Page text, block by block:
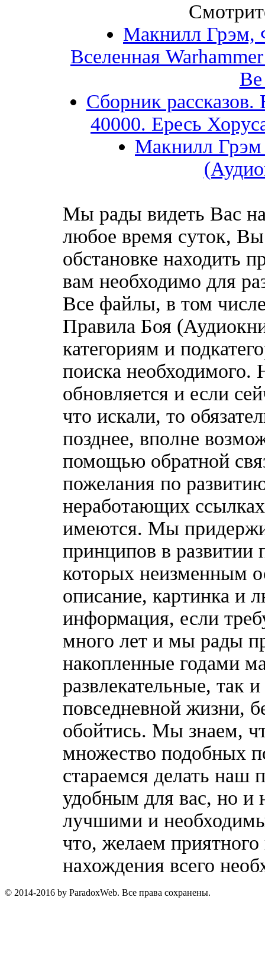
Макнилл Грэм,
Вселенная
Сборник рассказов.
40000. Ересь
Макнилл
Мы рады видеть Вас
любое время суток,
обстановке находить
вам необходимо для
Все файлы, в том
Правила Боя
категориям и
поиска необходимого.
обновляется и если
что искали, то
позднее, вполне
помощью обратной
пожелания по
неработающих
имеются. Мы
принципов в развитии
которых неизменным
описание, картинка и
информация, если
много лет и мы рады
накопленные годами
развлекательные, так
повседневной жизни,
обойтись. Мы знаем,
множество подобных
стараемся делать наш
удобным для вас, но и
лучшими и
что, желаем
нахождения всего
© 2014-2016 by ParadoxWeb. Все права сохранены.